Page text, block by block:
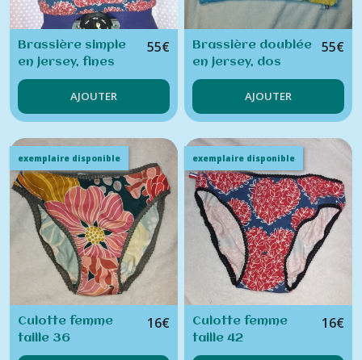
Brassière simple
en jersey, fines
bretelles
55€
AJOUTER
Brassière doublée
en jersey, dos
nageur
55€
AJOUTER
exemplaire disponible
Culotte femme
taille 36
16€
exemplaire disponible
Culotte femme
taille 42
16€